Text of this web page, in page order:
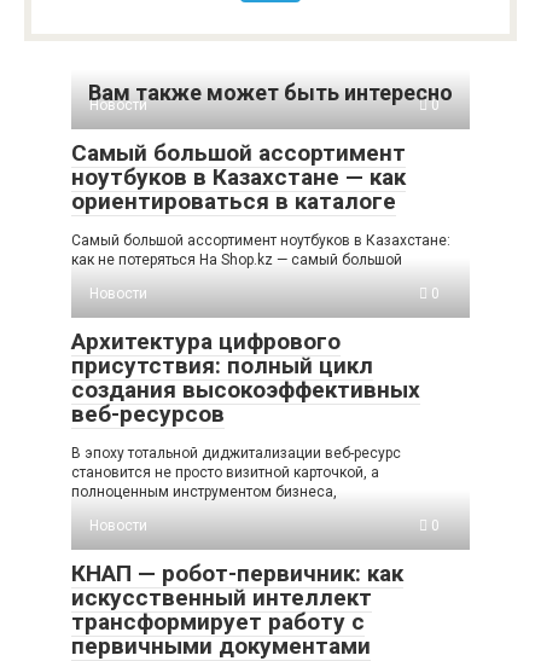
Вам также может быть интересно
Новости 0
Самый большой ассортимент
ноутбуков в Казахстане — как
ориентироваться в каталоге
Самый большой ассортимент ноутбуков в Казахстане:
как не потеряться На Shop.kz — самый большой
Новости
0
Архитектура цифрового
присутствия: полный цикл
создания высокоэффективных
веб-ресурсов
В эпоху тотальной диджитализации веб-ресурс
становится не просто визитной карточкой, а
полноценным инструментом бизнеса,
Новости
0
КНАП — робот-первичник: как
искусственный интеллект
трансформирует работу с
первичными документами